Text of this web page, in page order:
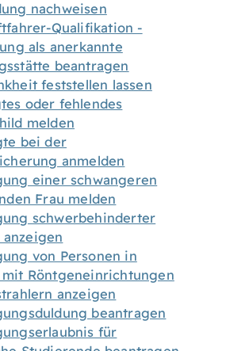
nachweisen
Qualifikation -
als anerkannte
beantragen
feststellen lassen
oder fehlendes
melden
bei der
anmelden
einer schwangeren
Frau melden
schwerbehinderter
anzeigen
von Personen in
Röntgeneinrichtungen
anzeigen
beantragen
für